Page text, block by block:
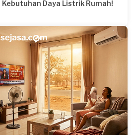
Daya Listrik Rumah!